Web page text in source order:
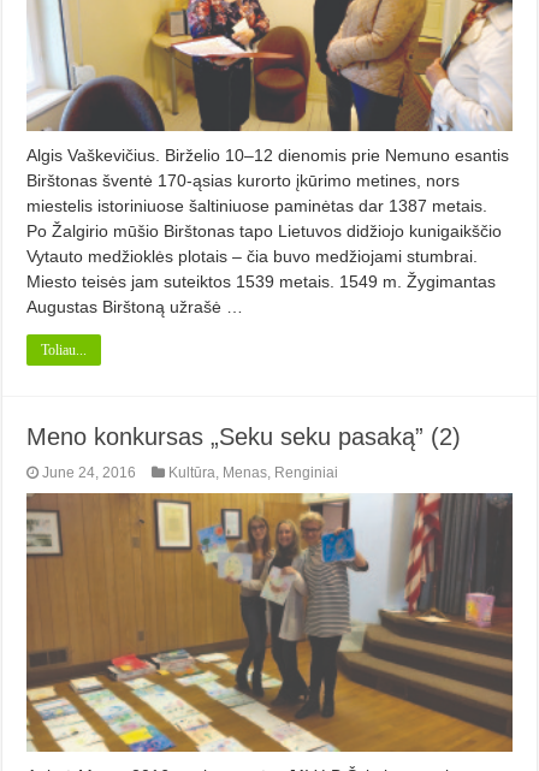
Algis Vaškevičius. Birželio 10–12 dienomis prie Nemuno esantis
Birštonas šventė 170-ąsias kurorto įkūrimo metines, nors
miestelis istoriniuose šaltiniuose paminėtas dar 1387 metais.
Po Žalgirio mūšio Birštonas tapo Lietuvos didžiojo kunigaikščio
Vytauto medžioklės plotais – čia buvo medžiojami stumbrai.
Miesto teisės jam suteiktos 1539 metais. 1549 m. Žygimantas
Augustas Birštoną užrašė …
Toliau...
Meno konkursas „Seku seku pasaką” (2)
June 24, 2016 Kultūra, Menas, Renginiai